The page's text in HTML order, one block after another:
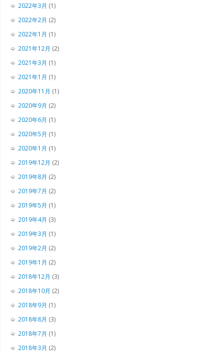
2022年3月 (1)
2022年2月 (2)
2022年1月 (1)
2021年12月 (2)
2021年3月 (1)
2021年1月 (1)
2020年11月 (1)
2020年9月 (2)
2020年6月 (1)
2020年5月 (1)
2020年1月 (1)
2019年12月 (2)
2019年8月 (2)
2019年7月 (2)
2019年5月 (1)
2019年4月 (3)
2019年3月 (1)
2019年2月 (2)
2019年1月 (2)
2018年12月 (3)
2018年10月 (2)
2018年9月 (1)
2018年8月 (3)
2018年7月 (1)
2018年3月 (2)